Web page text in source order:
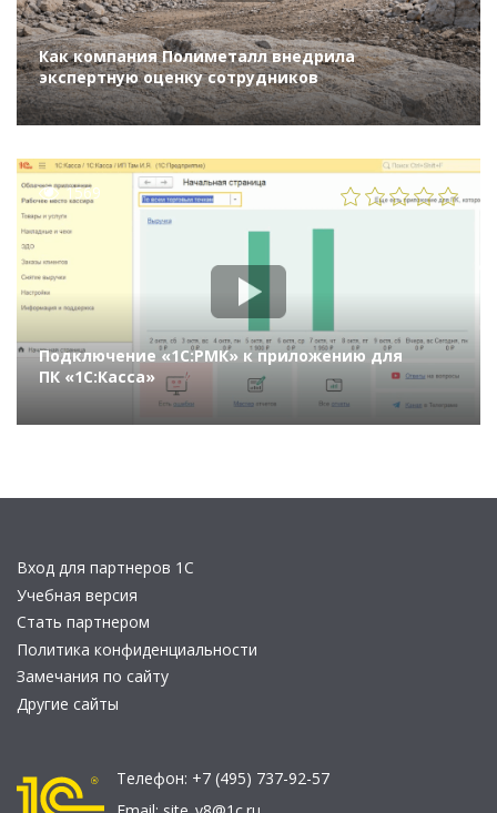
Как компания Полиметалл внедрила
экспертную оценку сотрудников
1569
Подключение «1С:РМК» к приложению для
ПК «1С:Касса»
Вход для партнеров 1С
Учебная версия
Стать партнером
Политика конфиденциальности
Замечания по сайту
Другие сайты
Телефон: +7 (495) 737-92-57